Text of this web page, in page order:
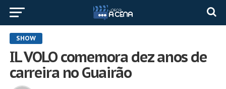
SHOW
IL VOLO comemora dez anos de
carreira no Guairão